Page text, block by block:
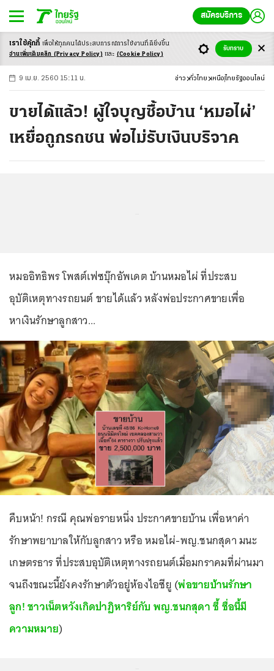
สมัครบริการ
-ก ก ก+
9 เม.ย. 2560 15:11 น. ข่าว ทั่วไทย เหนือ ไทยรัฐออนไลน์
ขายได้แล้ว! ผู้ใจบุญซื้อบ้าน ‘หมอไผ่’
เหยื่อถูกรถชน พ่อไม่รับเงินบริจาค
หมออิทธิพร โพสต์เฟซบุ๊กอัพเดต บ้านหมอไผ่ ที่ประสบ
อุบัติเหตุทางรถยนต์ ขายได้แล้ว หลังพ่อประกาศขายเพื่อ
หาเงินรักษาลูกสาว...
คืบหน้า! กรณี คุณพ่อรายหนึ่ง ประกาศขายบ้าน เพื่อหาค่า
รักษาพยาบาลให้กับลูกสาว หรือ หมอไผ่-พญ.ชนกสุดา มนะ
เกษตรธาร ที่ประสบอุบัติเหตุทางรถยนต์เมื่อมกราคมที่ผ่านมา
จนถึงขณะนี้ยังคงรักษาตัวอยู่ห้องไอซียู (พ่อขายบ้านรักษา
ลูก! ชาวเน็ตหวังเกิดปาฏิหาริย์กับ พญ.ชนกสุดา ชี้ ชื่อนี้มี
ความหมาย)
เราใช้คุ้กกี้ เพื่อให้ทุกคนได้ประสบการณ์การใช้งานที่ดียิ่งขึ้น
อ่านเพิ่มเติมคลิก (Privacy Policy) และ (Cookie Policy)
รับทราบ